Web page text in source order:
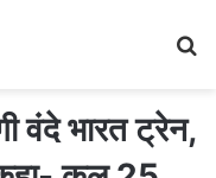
वंदे भारत ट्रेन,